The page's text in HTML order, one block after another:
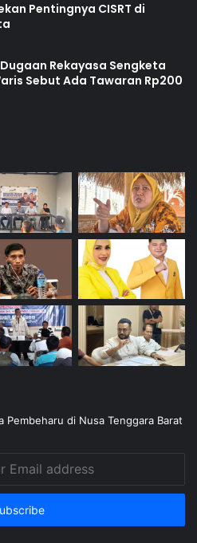
Pentingnya CISRT di
Rekayasa Sengketa
Sebut Ada Tawaran Rp200
Pembeharu di Nusa Tenggara Barat